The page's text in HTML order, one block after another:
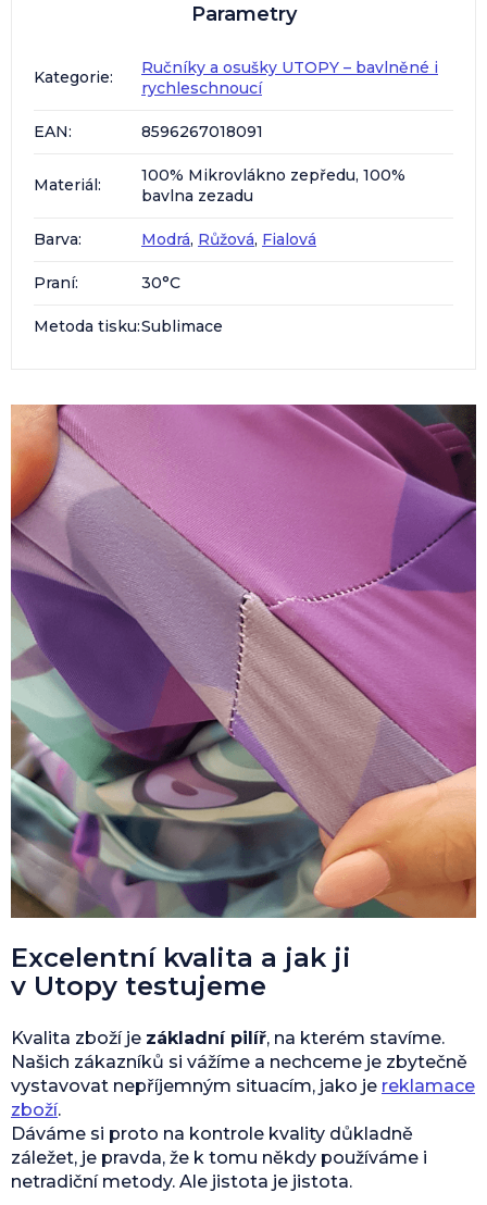
Parametry
Kategorie:
Ručníky a osušky UTOPY – bavlněné i
rychleschnoucí
EAN: 8596267018091
Materiál:
100% Mikrovlákno zepředu, 100%
bavlna zezadu
Barva: Modrá, Růžová, Fialová
Praní: 30°C
Metoda tisku:Sublimace
Excelentní kvalita a jak ji
v Utopy testujeme
Kvalita zboží je základní pilíř, na kterém stavíme.
Našich zákazníků si vážíme a nechceme je zbytečně
vystavovat nepříjemným situacím, jako je reklamace
zboží.
Dáváme si proto na kontrole kvality důkladně
záležet, je pravda, že k tomu někdy používáme i
netradiční metody. Ale jistota je jistota.